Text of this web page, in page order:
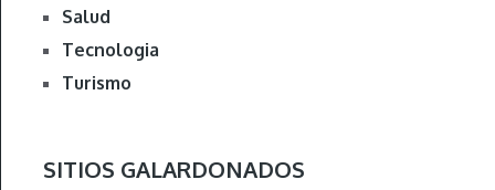
Salud
Tecnologia
Turismo
SITIOS GALARDONADOS